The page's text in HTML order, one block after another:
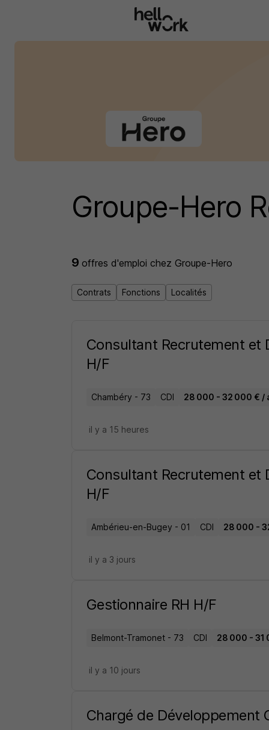
Groupe-Hero
9offres d'emploichez Groupe-Hero
Contrats Fonctions Localités
Consultant Recrutement et
H/F
Chambéry - 73 CDI 28 000 - 32 000 € /
il y a 15 heures
Consultant Recrutement et
H/F
Ambérieu-en-Bugey - 01 CDI 28 000 -
il y a 3 jours
Gestionnaire RH H/F
Belmont-Tramonet - 73 CDI 28 000 - 31
il y a 10 jours
Chargé de Développement